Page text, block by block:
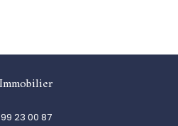
23 00 87